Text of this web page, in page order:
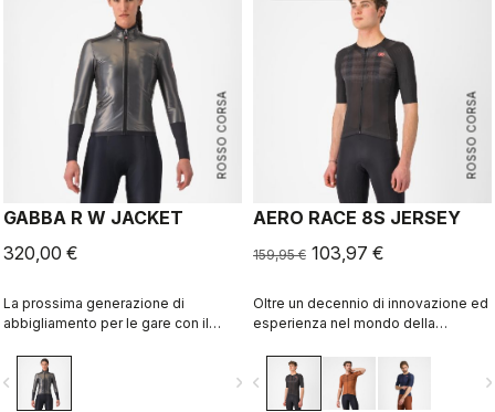
ROSSO CORSA
GABBA R W JACKET
320,00 €
La prossima generazione di
abbigliamento per le gare con il
Gabba R a maniche lunghe è la più
protettiva e più aerodinamica di
sempre. Pensata per soddisfare le
navigate_next
ROSSO CORSA
AERO RACE 8S JERSEY
159,95 € 103,97 €
Oltre un decennio di innovazione ed
esperienza nel mondo della
oggi è ancora più veloce.
navigate_before